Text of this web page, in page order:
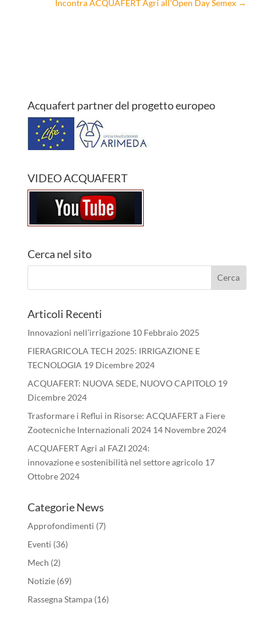
Incontra ACQUAFERT Agri all'Open Day Semex →
Acquafert partner del progetto europeo
VIDEO ACQUAFERT
Cerca nel sito
Articoli Recenti
Innovazioni nell’irrigazione 10 Febbraio 2025
FIERAGRICOLA TECH 2025: IRRIGAZIONE E
TECNOLOGIA 19 Dicembre 2024
ACQUAFERT: NUOVA SEDE, NUOVO CAPITOLO 19
Dicembre 2024
Trasformare i Reflui in Risorse: ACQUAFERT a Fiere
Zootecniche Internazionali 2024 14 Novembre 2024
ACQUAFERT Agri al FAZI 2024:
innovazione e sostenibilità nel settore agricolo 17
Ottobre 2024
Categorie News
Approfondimenti (7)
Eventi (36)
Mech (2)
Notizie(69)
Rassegna Stampa(16)